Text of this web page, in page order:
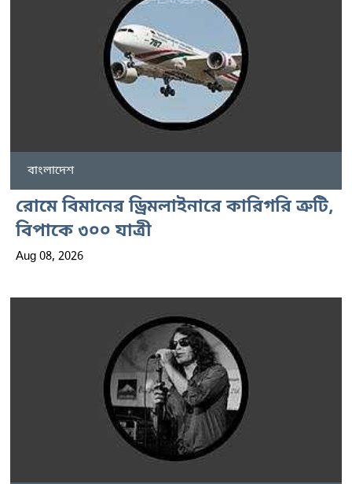
বাংলাদেশ
রোমে বিমানের ড্রিমলাইনারে কারিগরি ত্রুটি,
বিপাকে ৩০০ যাত্রী
Aug 08, 2026